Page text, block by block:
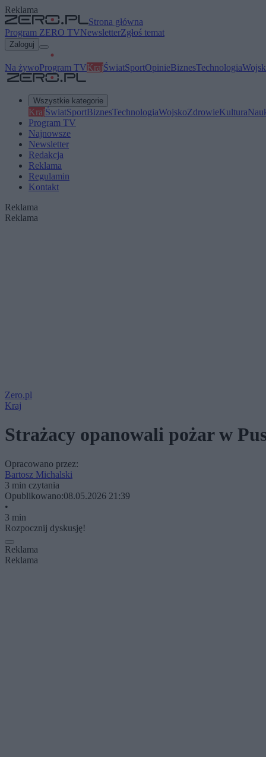
Reklama
Strona główna
Program ZERO TVNewsletterZgłoś temat
Zaloguj
Na żywoProgram TVKrajŚwiatSportOpinieBiznesTechnologia
Wszystkie kategorie
KrajŚwiatSportBiznesTechnologiaWojskoZdrowieKultura
Program TV
Najnowsze
Newsletter
Redakcja
Reklama
Regulamin
Kontakt
Reklama
Reklama
Zero.pl
Kraj
Strażacy opanowali pożar w
Opracowano przez:
Bartosz Michalski
3 min czytania
Opublikowano:08.05.2026 21:39
•
3 min
Rozpocznij dyskusję!
Reklama
Reklama